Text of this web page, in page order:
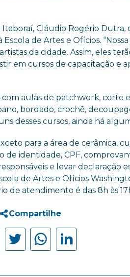
Cláudio Rogério Dutra,
de Artes e Ofícios.
da cidade. Assim, eles
em cursos de capacitação e
aulas de patchwork, corte
bordado, crochê,
desses cursos, ainda há
para a área de cerâmica,
de identidade, CPF,
e levar declaração
de Artes e Ofícios
de atendimento é das 8h às
Compartilhe